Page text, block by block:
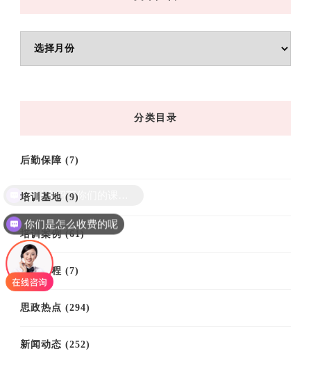
章
分类目录
后勤保障 (7)
培训基地 (9)
培训案例(61)
培训课程 (7)
思政热点 (294)
新闻动态 (252)
你们是怎么收费的呢